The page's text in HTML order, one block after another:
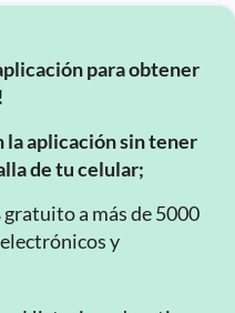
para obtener
la aplicación sin tener
de tu celular;
a más de 5000
y